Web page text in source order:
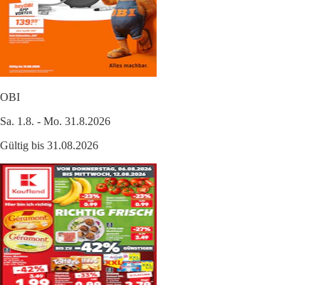
OBI
Sa. 1.8. - Mo. 31.8.2026
Gültig bis 31.08.2026